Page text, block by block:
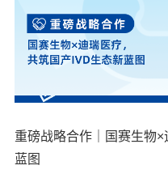
重磅战略合作｜国赛生物
蓝图